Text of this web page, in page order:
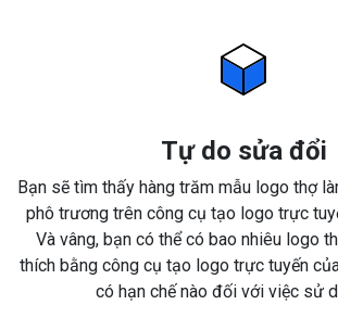
Tự do sửa đổi
Bạn sẽ tìm thấy hàng trăm mẫu logo thợ
phô trương trên công cụ tạo logo trực
Và vâng, bạn có thể có bao nhiêu logo
thích bằng công cụ tạo logo trực tuyến
có hạn chế nào đối với việc sử